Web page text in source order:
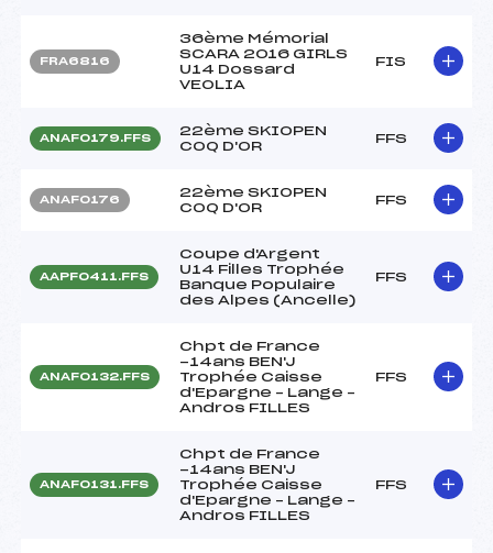
FRA6816
36ème Mémorial
SCARA 2016 GIRLS
U14 Dossard
VEOLIA
FIS
ANAF0179.FFS
22ème SKIOPEN
COQ D'OR
FFS
ANAF0176
22ème SKIOPEN
COQ D'OR
FFS
AAPF0411.FFS
Coupe d'Argent
U14 Filles Trophée
Banque Populaire
des Alpes (Ancelle)
FFS
ANAF0132.FFS
Chpt de France
-14ans BEN'J
Trophée Caisse
d'Epargne – Lange –
Andros FILLES
FFS
ANAF0131.FFS
Chpt de France
-14ans BEN'J
Trophée Caisse
d'Epargne – Lange –
Andros FILLES
FFS